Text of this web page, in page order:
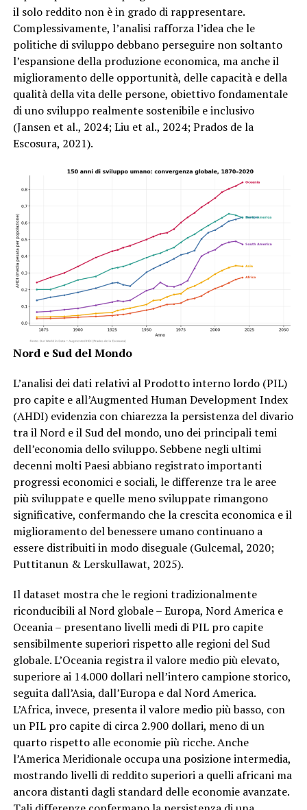
il solo reddito non è in grado di rappresentare.
Complessivamente, l’analisi rafforza l’idea che le
politiche di sviluppo debbano perseguire non soltanto
l’espansione della produzione economica, ma anche il
miglioramento delle opportunità, delle capacità e della
qualità della vita delle persone, obiettivo fondamentale
di uno sviluppo realmente sostenibile e inclusivo
(Jansen et al., 2024; Liu et al., 2024; Prados de la
Escosura, 2021).
Nord e Sud del Mondo
L’analisi dei dati relativi al Prodotto interno lordo (PIL)
pro capite e all’Augmented Human Development Index
(AHDI) evidenzia con chiarezza la persistenza del divario
tra il Nord e il Sud del mondo, uno dei principali temi
dell’economia dello sviluppo. Sebbene negli ultimi
decenni molti Paesi abbiano registrato importanti
progressi economici e sociali, le differenze tra le aree
più sviluppate e quelle meno sviluppate rimangono
significative, confermando che la crescita economica e il
miglioramento del benessere umano continuano a
essere distribuiti in modo diseguale (Gulcemal, 2020;
Puttitanun & Lerskullawat, 2025).
Il dataset mostra che le regioni tradizionalmente
riconducibili al Nord globale – Europa, Nord America e
Oceania – presentano livelli medi di PIL pro capite
sensibilmente superiori rispetto alle regioni del Sud
globale. L’Oceania registra il valore medio più elevato,
superiore ai 14.000 dollari nell’intero campione storico,
seguita dall’Asia, dall’Europa e dal Nord America.
L’Africa, invece, presenta il valore medio più basso, con
un PIL pro capite di circa 2.900 dollari, meno di un
quarto rispetto alle economie più ricche. Anche
l’America Meridionale occupa una posizione intermedia,
mostrando livelli di reddito superiori a quelli africani ma
ancora distanti dagli standard delle economie avanzate.